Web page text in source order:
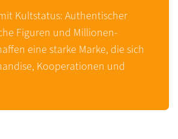
Kultstatus: Authentischer
Figuren und Millionen-
eine starke Marke, die sich
Kooperationen und